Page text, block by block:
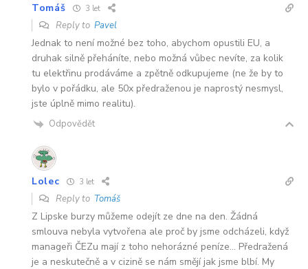
Tomáš 3 let
Reply to Pavel
Jednak to není možné bez toho, abychom opustili EU, a
druhak silně přeháníte, nebo možná vůbec nevíte, za kolik
tu elektřinu prodáváme a zpětně odkupujeme (ne že by to
bylo v pořádku, ale 50x předraženou je naprostý nesmysl,
jste úplně mimo realitu).
Odpovědět
Lolec 3 let
Reply to Tomáš
Z Lipske burzy můžeme odejít ze dne na den. Žádná
smlouva nebyla vytvořena ale proč by jsme odcházeli, když
manageři ČEZu mají z toho nehorázné peníze… Předražená
je a neskutečně a v cizině se nám smějí jak jsme blbí. My